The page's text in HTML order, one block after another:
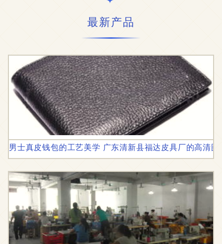
最新产品
男士真皮钱包的工艺美学 广东清新县福达皮具厂的高清图